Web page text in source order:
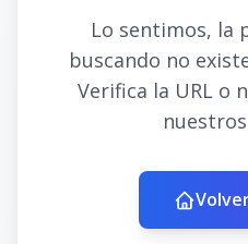
Lo sentimos, la
buscando no
Verifica la URL o